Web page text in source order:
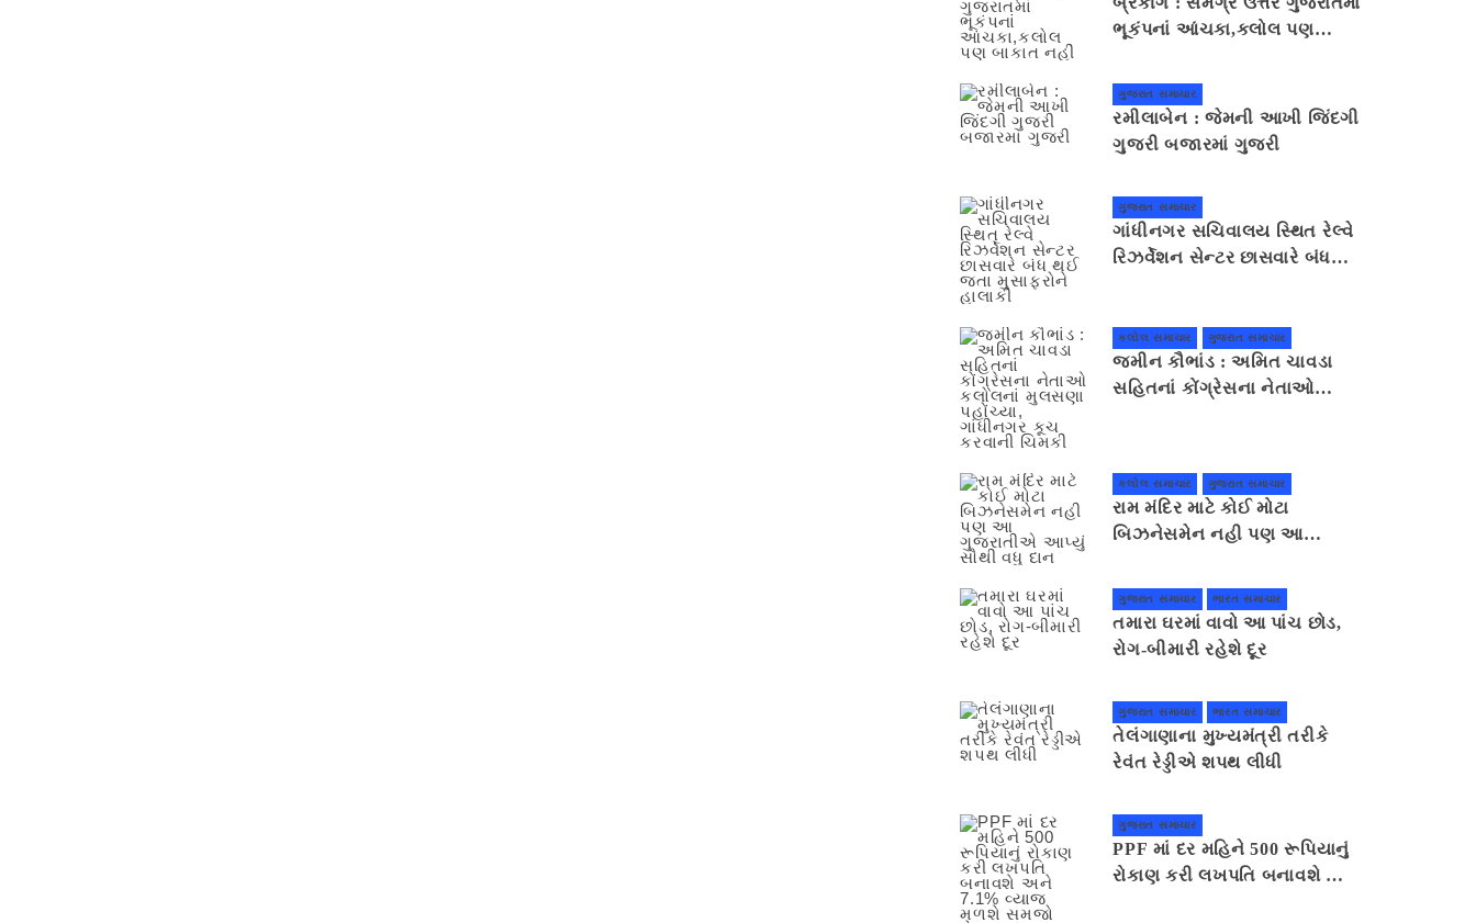
ભૂકંપનાં આંચકા,કલોલ પણ
ગુજરાત સમાચાર
રમીલાબેન : જેમની આખી જિંદગી
ગુજરી બજારમાં ગુજરી
ગુજરાત સમાચાર
ગાંધીનગર સચિવાલય સ્થિત રેલ્વે
રિઝર્વેશન સેન્ટર છાસવારે બંધ
કલોલ સમાચાર ગુજરાત સમાચાર
જમીન કૌભાંડ : અમિત ચાવડા
સહિતનાં કોંગ્રેસના નેતાઓ
કલોલ સમાચાર ગુજરાત સમાચાર
રામ મંદિર માટે કોઈ મોટા
બિઝનેસમેન નહી પણ આ
ગુજરાત સમાચાર ભારત સમાચાર
તમારા ઘરમાં વાવો આ પાંચ છોડ,
રોગ-બીમારી રહેશે દૂર
ગુજરાત સમાચાર ભારત સમાચાર
તેલંગાણાના મુખ્યમંત્રી તરીકે
રેવંત રેડ્ડીએ શપથ લીધી
ગુજરાત સમાચાર
PPF માં દર મહિને 500 રૂપિયાનું
રોકાણ કરી લખપતિ બનાવશે અને